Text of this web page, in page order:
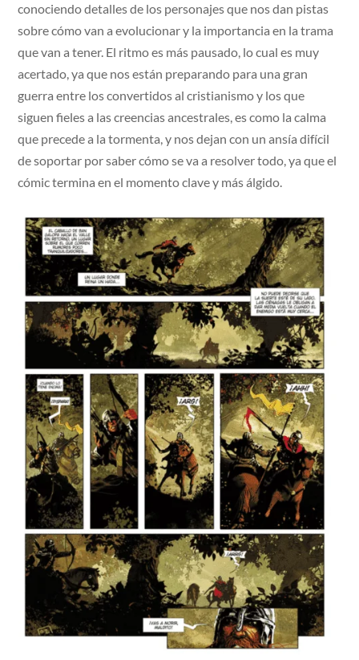
conociendo detalles de los personajes que nos dan pistas
sobre cómo van a evolucionar y la importancia en la trama
que van a tener. El ritmo es más pausado, lo cual es muy
acertado, ya que nos están preparando para una gran
guerra entre los convertidos al cristianismo y los que
siguen fieles a las creencias ancestrales, es como la calma
que precede a la tormenta, y nos dejan con un ansía difícil
de soportar por saber cómo se va a resolver todo, ya que el
cómic termina en el momento clave y más álgido.